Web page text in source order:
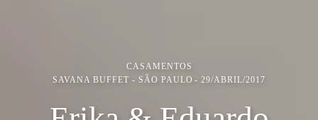
CASAMENTOS
SAVANA BUFFET - SÃO PAULO
29/ABRIL/2017